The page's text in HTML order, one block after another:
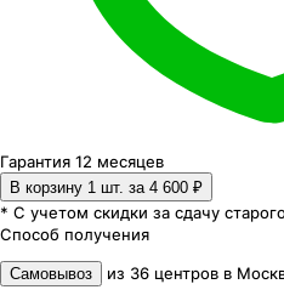
Гарантия 12 месяцев
В корзину 1 шт. за 4 600 ₽
* С учетом скидки за сдачу
Способ получения
Самовывоз из 36 центров в